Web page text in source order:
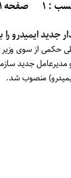
: ۱
صفحه ۱ از ۱
جدید ایمیدرو
حکمی از سوی
مدیرعامل جدید
منصوب شد.